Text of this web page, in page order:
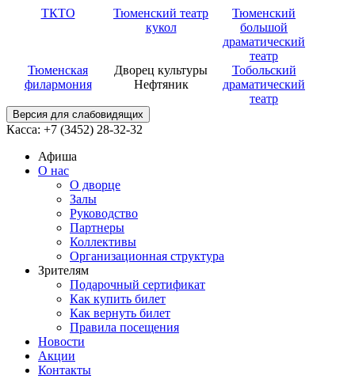
ТКТО
Тюменский театр
кукол
Тюменский
большой
драматический
театр
Тюменская
филармония
Дворец культуры
Нефтяник
Тобольский
драматический
театр
Версия для слабовидящих
Касса: +7 (3452) 28-32-32
Афиша
О нас
О дворце
Залы
Руководство
Партнеры
Коллективы
Организационная структура
Зрителям
Подарочный сертификат
Как купить билет
Как вернуть билет
Правила посещения
Новости
Акции
Контакты